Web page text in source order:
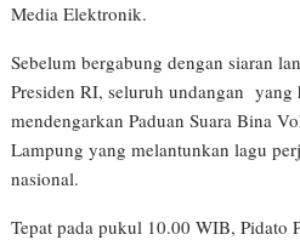
Media Elektronik.
Sebelum bergabung dengan siaran
Presiden RI, seluruh undangan yang
mendengarkan Paduan Suara Bina
Lampung yang melantunkan lagu
nasional.
Tepat pada pukul 10.00 WIB, Pidato